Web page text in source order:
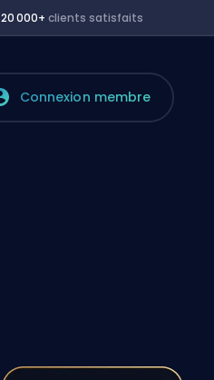
20 000+clients satisfaits
Connexion membre